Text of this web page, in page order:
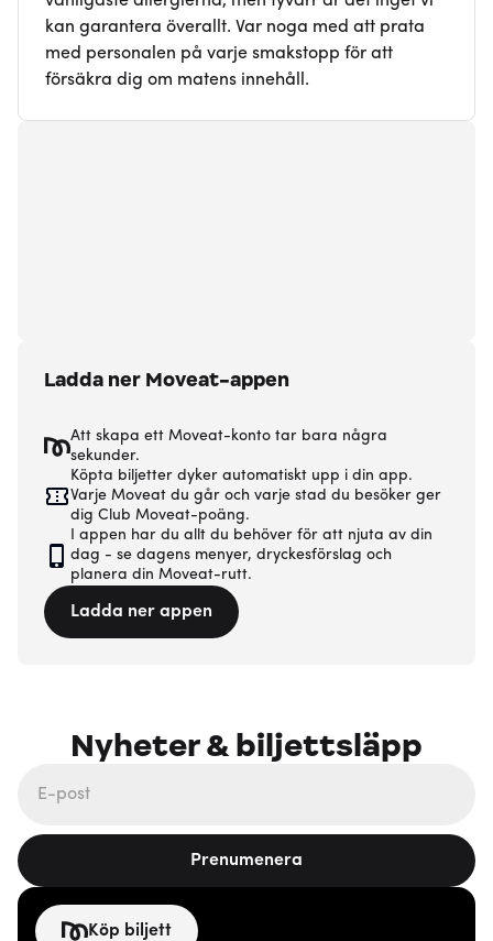
kan garantera överallt. Var noga med att prata
med personalen på varje smakstopp för att
försäkra dig om matens innehåll.
Ladda ner Moveat-appen
Att skapa ett Moveat-konto tar bara några
sekunder.
Köpta biljetter dyker automatiskt upp i din app.
Varje Moveat du går och varje stad du besöker ger
dig Club Moveat-poäng.
I appen har du allt du behöver för att njuta av din
dag - se dagens menyer, dryckesförslag och
planera din Moveat-rutt.
Ladda ner appen
Nyheter & biljettsläpp
Prenumenera
Köp biljett